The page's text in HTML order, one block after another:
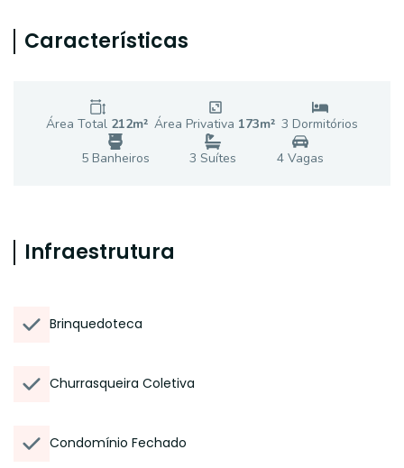
Características
Área Total 212m² Área Privativa 173m² 3 Dormitórios
5Banheiros 3 Suítes 4Vagas
Infraestrutura
Brinquedoteca
Churrasqueira Coletiva
Condomínio Fechado